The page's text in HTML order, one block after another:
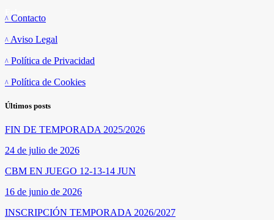
Contacto
Aviso Legal
Política de Privacidad
Política de Cookies
Últimos posts
FIN DE TEMPORADA 2025/2026
24 de julio de 2026
CBM EN JUEGO 12-13-14 JUN
16 de junio de 2026
INSCRIPCIÓN TEMPORADA 2026/2027